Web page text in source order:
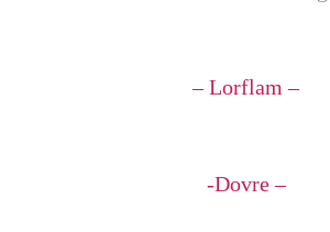
– Lorflam –
-Dovre –